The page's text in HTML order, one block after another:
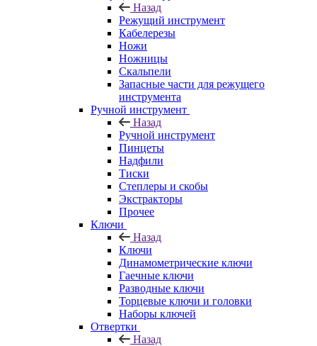
Назад
Режущий инструмент
Кабелерезы
Ножи
Ножницы
Скальпели
Запасные части для режущего
инструмента
Ручной инструмент
Назад
Ручной инструмент
Пинцеты
Надфили
Тиски
Степлеры и скобы
Экстракторы
Прочее
Ключи
Назад
Ключи
Динамометрические ключи
Гаечные ключи
Разводные ключи
Торцевые ключи и головки
Наборы ключей
Отвертки
Назад